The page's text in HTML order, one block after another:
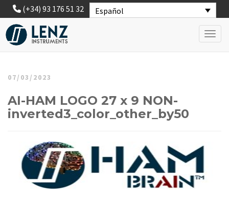
Español
(+34) 93 176 51 32
07/03/2023
AI-HAM LOGO 27 x 9 NON-
inverted3_color_other_by50